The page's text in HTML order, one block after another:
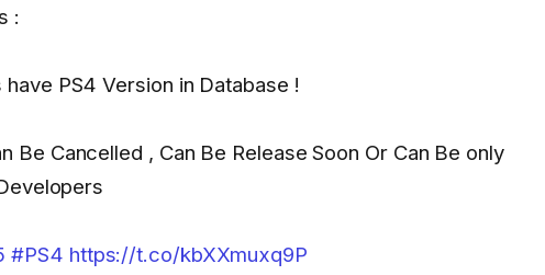
:
have PS4 Version in Database !
Be Cancelled , Can Be Release Soon Or Can Be only
#PS4 https://t.co/kbXXmuxq9P